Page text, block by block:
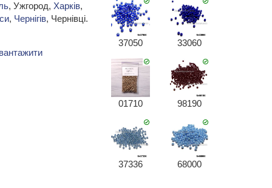
, Ужгород, Харків,
, Чернігів, Чернівці.
37050 33060
01710 98190
37336 68000